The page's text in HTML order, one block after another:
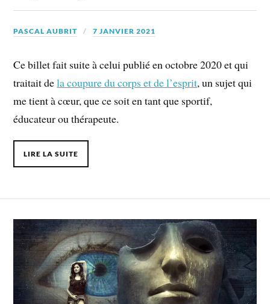
PASCAL AUBRIT 7 JANVIER 2021
Ce billet fait suite à celui publié en octobre 2020 et qui
traitait dela coupure du corps et de l’esprit, un sujet qui
me tient à cœur, que ce soit en tant que sportif,
éducateur ou thérapeute.
LIRE LA SUITE